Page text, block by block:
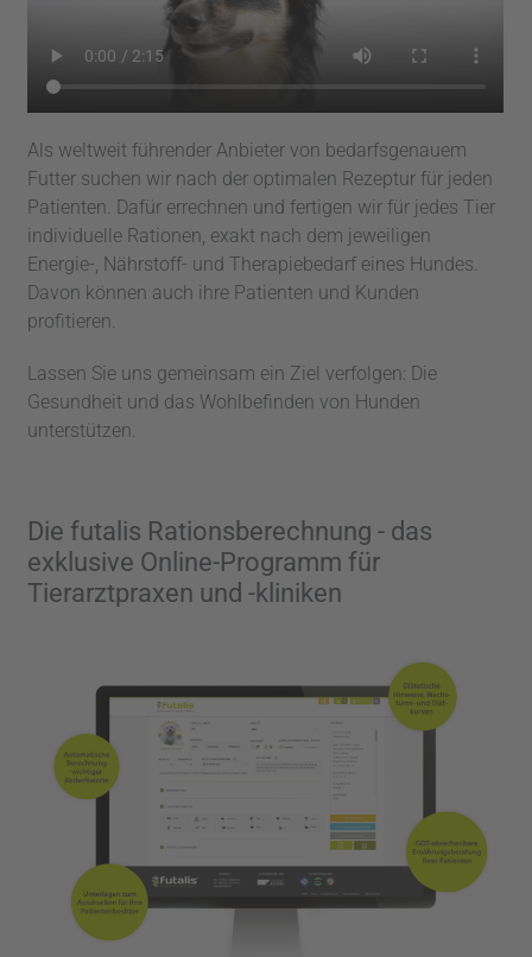
Als weltweit führender Anbieter von bedarfsgenauem
Futter suchen wir nach der optimalen Rezeptur für jeden
Patienten. Dafür errechnen und fertigen wir für jedes Tier
individuelle Rationen, exakt nach dem jeweiligen
Energie-, Nährstoff- und Therapiebedarf eines Hundes.
Davon können auch ihre Patienten und Kunden
profitieren.
Lassen Sie uns gemeinsam ein Ziel verfolgen: Die
Gesundheit und das Wohlbefinden von Hunden
unterstützen.
Die futalis Rationsberechnung - das
exklusive Online-Programm für
Tierarztpraxen und -kliniken